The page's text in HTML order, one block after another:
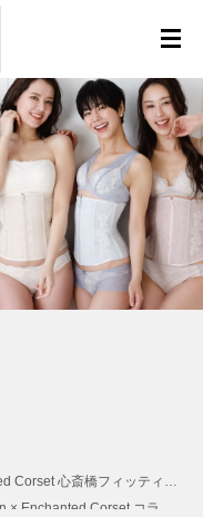
HEAVEN Japan× Enchanted Corset 心斎橋フィッティングイベント開催